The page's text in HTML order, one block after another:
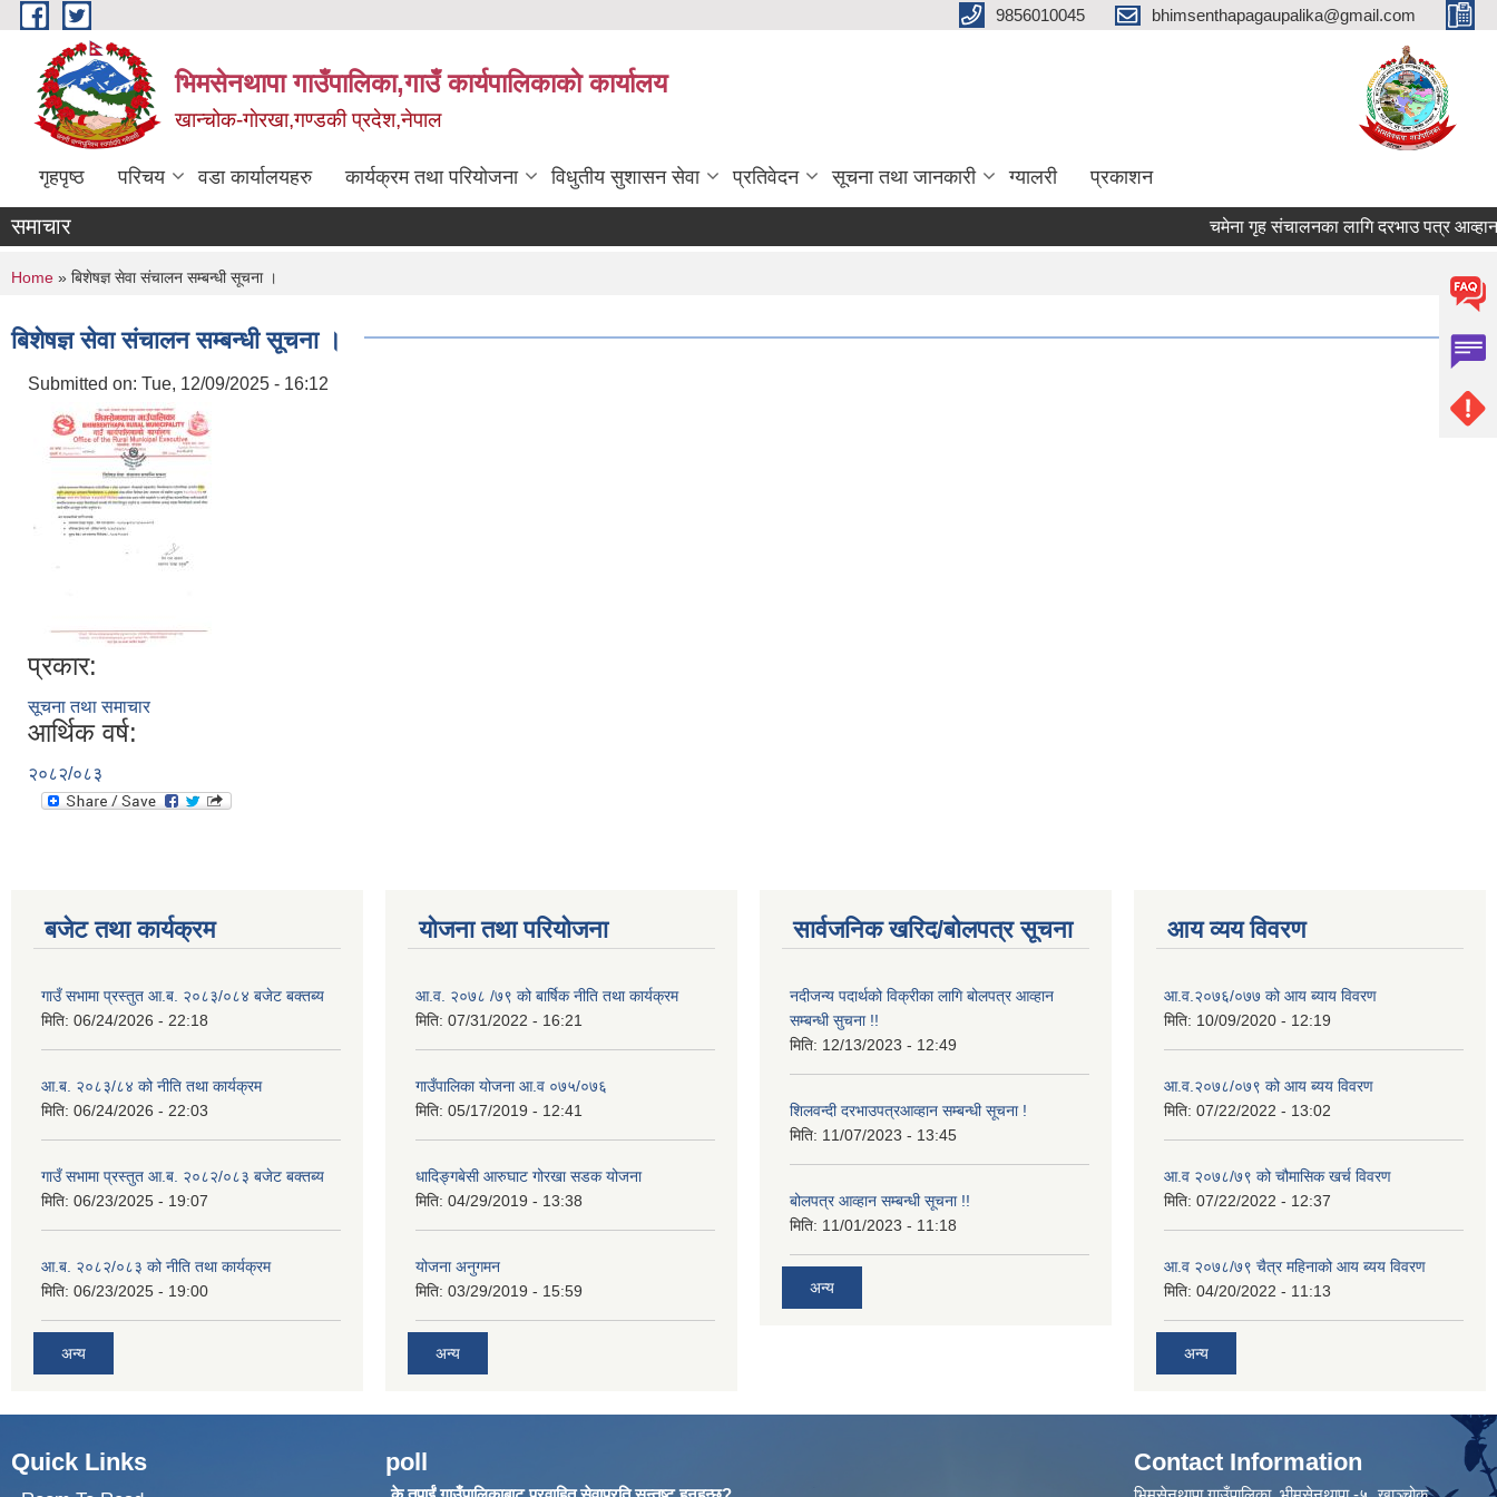
Skip to main content 9856010045 bhimsenthapagaupalika@gmail.com
भिमसेनथापा गाउँपालिका,गाउँ कार्यपालिकाकाे कार्यालय
खान्चोक-गाेरखा,गण्डकी प्रदेश,नेपाल
गृहपृष्ठ परिचय वडा कार्यालयहरु कार्यक्रम तथा परियोजना विधुतीय सुशासन सेवा प्रतिवेदन सूचना तथा जानकारी ग्यालरी प्रकाशन
समाचार चमेना गृह संचालनका लागि दरभाउ पत्र आव्हान
You are here
Home » बिशेषज्ञ सेवा संचालन सम्बन्धी सूचना ।
बिशेषज्ञ सेवा संचालन सम्बन्धी सूचना ।
Submitted on: Tue, 12/09/2025 - 16:12
प्रकार:
सूचना तथा समाचार
आर्थिक वर्ष:
२०८२/०८३
बजेट तथा कार्यक्रम
गाउँ सभामा प्रस्तुत आ.ब. २०८३/०८४ बजेट बक्तब्य
मिति: 06/24/2026 - 22:18
आ.ब. २०८३/८४ को नीति तथा कार्यक्रम
मिति: 06/24/2026 - 22:03
गाउँ सभामा प्रस्तुत आ.ब. २०८२/०८३ बजेट बक्तब्य
मिति: 06/23/2025 - 19:07
आ.ब. २०८२/०८३ को नीति तथा कार्यक्रम
मिति: 06/23/2025 - 19:00
अन्य
योजना तथा परियोजना
आ.व. २०७८ /७९ को बार्षिक नीति तथा कार्यक्रम
मिति: 07/31/2022 - 16:21
गाउँपालिका योजना आ.व ०७५/०७६
मिति: 05/17/2019 - 12:41
धादिङ्गबेसी आरुघाट गोरखा सडक योजना
मिति: 04/29/2019 - 13:38
योजना अनुगमन
मिति: 03/29/2019 - 15:59
अन्य
सार्वजनिक खरिद/बोलपत्र सूचना
नदीजन्य पदार्थको विक्रीका लागि बोलपत्र आव्हान
सम्बन्धी सुचना !!
मिति: 12/13/2023 - 12:49
शिलवन्दी दरभाउपत्रआव्हान सम्बन्धी सूचना !
मिति: 11/07/2023 - 13:45
बोलपत्र आव्हान सम्बन्धी सूचना !!
मिति: 11/01/2023 - 11:18
अन्य
आय व्यय विवरण
आ.व.२०७६/०७७ को आय ब्याय विवरण
मिति: 10/09/2020 - 12:19
आ.व.२०७८/०७९ को आय ब्यय विवरण
मिति: 07/22/2022 - 13:02
आ.व २०७८/७९ को चौमासिक खर्च विवरण
मिति: 07/22/2022 - 12:37
आ.व २०७८/७९ चैत्र महिनाको आय ब्यय विवरण
मिति: 04/20/2022 - 11:13
अन्य
Quick Links poll Contact Information